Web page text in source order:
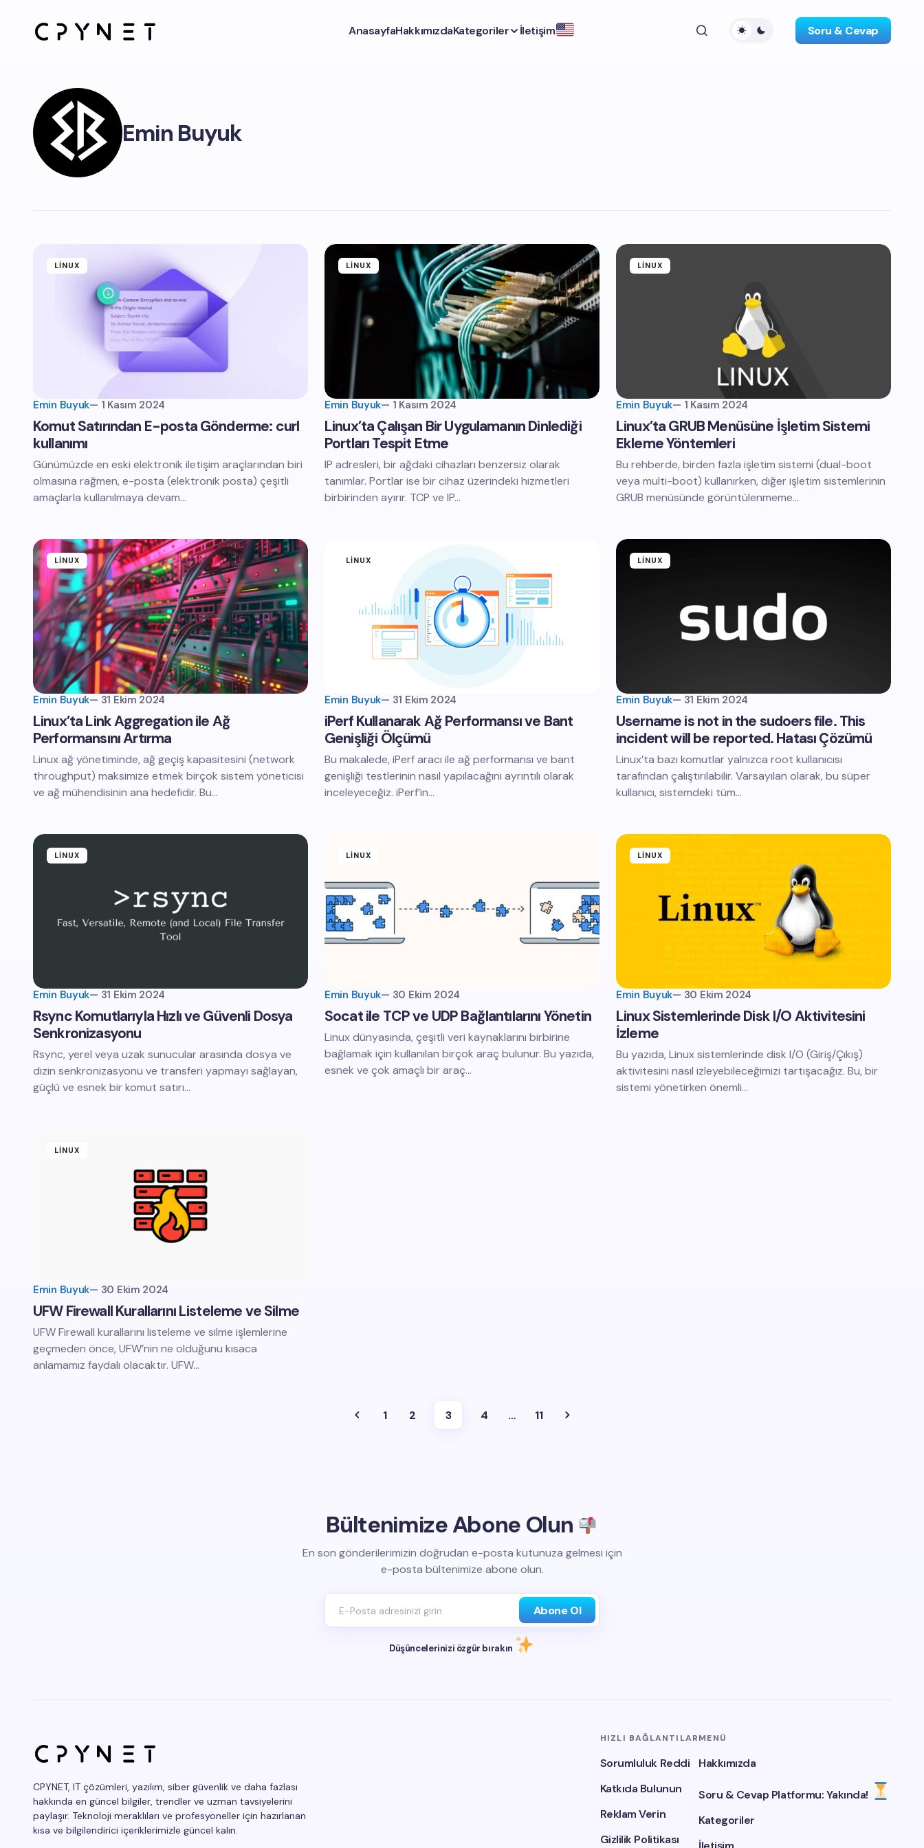
AnasayfaHakkımızdaKategoriler İletişim Soru & Cevap
Emin Buyuk
LINUX
Emin Buyuk— 1 Kasım 2024
Komut Satırından E-posta Gönderme: curl
kullanımı
Günümüzde en eski elektronik iletişim araçlarından biri
olmasına rağmen, e-posta (elektronik posta) çeşitli
amaçlarla kullanılmaya devam…
LINUX
Emin Buyuk— 1 Kasım 2024
Linux’ta Çalışan Bir Uygulamanın Dinlediği
Portları Tespit Etme
IP adresleri, bir ağdaki cihazları benzersiz olarak
tanımlar. Portlar ise bir cihaz üzerindeki hizmetleri
birbirinden ayırır. TCP ve IP…
LINUX
Emin Buyuk— 1 Kasım 2024
Linux’ta GRUB Menüsüne İşletim Sistemi
Ekleme Yöntemleri
Bu rehberde, birden fazla işletim sistemi (dual-boot
veya multi-boot) kullanırken, diğer işletim sistemlerinin
GRUB menüsünde görüntülenmeme…
LINUX
Emin Buyuk— 31 Ekim 2024
Linux’ta Link Aggregation ile Ağ
Performansını Artırma
Linux ağ yönetiminde, ağ geçiş kapasitesini (network
throughput) maksimize etmek birçok sistem yöneticisi
ve ağ mühendisinin ana hedefidir. Bu…
LINUX
Emin Buyuk— 31 Ekim 2024
iPerf Kullanarak Ağ Performansı ve Bant
Genişliği Ölçümü
Bu makalede, iPerf aracı ile ağ performansı ve bant
genişliği testlerinin nasıl yapılacağını ayrıntılı olarak
inceleyeceğiz. iPerf’in…
LINUX
Emin Buyuk— 31 Ekim 2024
Username is not in the sudoers file. This
incident will be reported. Hatası Çözümü
Linux’ta bazı komutlar yalnızca root kullanıcısı
tarafından çalıştırılabilir. Varsayılan olarak, bu süper
kullanıcı, sistemdeki tüm…
LINUX
Emin Buyuk— 31 Ekim 2024
Rsync Komutlarıyla Hızlı ve Güvenli Dosya
Senkronizasyonu
Rsync, yerel veya uzak sunucular arasında dosya ve
dizin senkronizasyonu ve transferi yapmayı sağlayan,
güçlü ve esnek bir komut satırı…
LINUX
Emin Buyuk— 30 Ekim 2024
Socat ile TCP ve UDP Bağlantılarını Yönetin
Linux dünyasında, çeşitli veri kaynaklarını birbirine
bağlamak için kullanılan birçok araç bulunur. Bu yazıda,
esnek ve çok amaçlı bir araç…
LINUX
Emin Buyuk— 30 Ekim 2024
Linux Sistemlerinde Disk I/O Aktivitesini
İzleme
Bu yazıda, Linux sistemlerinde disk I/O (Giriş/Çıkış)
aktivitesini nasıl izleyebileceğimizi tartışacağız. Bu, bir
sistemi yönetirken önemli…
LINUX
Emin Buyuk— 30 Ekim 2024
UFW Firewall Kurallarını Listeleme ve Silme
UFW Firewall kurallarını listeleme ve silme işlemlerine
geçmeden önce, UFW’nin ne olduğunu kısaca
anlamamız faydalı olacaktır. UFW…
1 2 3 4 … 11
Bültenimize Abone Olun
En son gönderilerimizin doğrudan e-posta kutunuza gelmesi için
e-posta bültenimize abone olun.
Abone Ol
Düşüncelerinizi özgür bırakın
CPYNET, IT çözümleri, yazılım, siber güvenlik ve daha fazlası
hakkında en güncel bilgiler, trendler ve uzman tavsiyelerini
paylaşır. Teknoloji meraklıları ve profesyoneller için hazırlanan
kısa ve bilgilendirici içeriklerimizle güncel kalın.
HIZLI BAĞLANTILAR
Sorumluluk Reddi
Katkıda Bulunun
Reklam Verin
Gizlilik Politikası
MENÜ
Hakkımızda
Soru & Cevap Platformu: Yakında!
Kategoriler